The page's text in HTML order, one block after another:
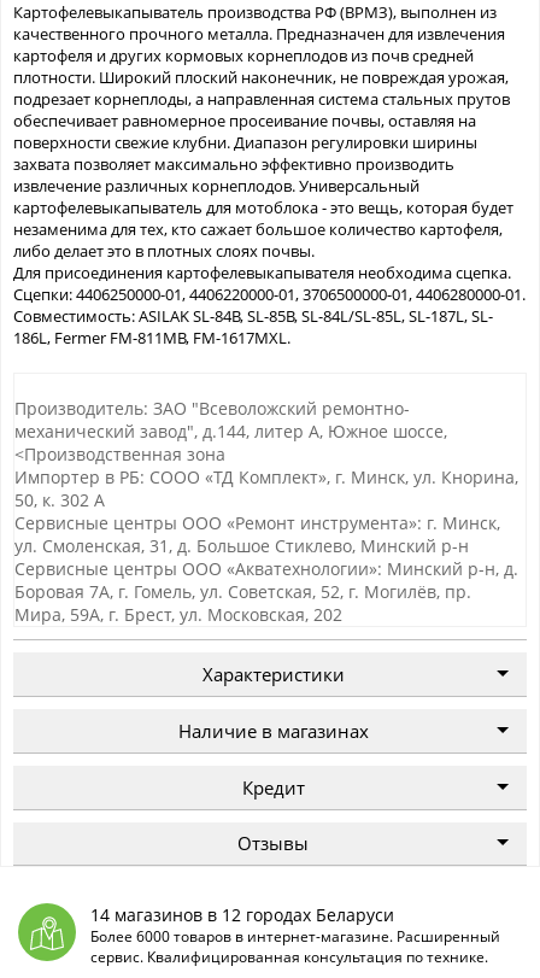
Картофелевыкапыватель производства РФ (ВРМЗ), выполнен из
качественного прочного металла. Предназначен для извлечения
картофеля и других кормовых корнеплодов из почв средней
плотности. Широкий плоский наконечник, не повреждая урожая,
подрезает корнеплоды, а направленная система стальных прутов
обеспечивает равномерное просеивание почвы, оставляя на
поверхности свежие клубни. Диапазон регулировки ширины
захвата позволяет максимально эффективно производить
извлечение различных корнеплодов. Универсальный
картофелевыкапыватель для мотоблока - это вещь, которая будет
незаменима для тех, кто сажает большое количество картофеля,
либо делает это в плотных слоях почвы.
Для присоединения картофелевыкапывателя необходима сцепка.
Сцепки: 4406250000-01, 4406220000-01, 3706500000-01, 4406280000-01.
Совместимость: ASILAK SL-84B, SL-85B, SL-84L/SL-85L, SL-187L, SL-
186L, Fermer FM-811MB, FM-1617MXL.
Производитель: ЗАО "Всеволожский ремонтно-
механический завод", д.144, литер А, Южное шоссе,
<Производственная зона
Импортер в РБ: СООО «ТД Комплект», г. Минск, ул. Кнорина,
50, к. 302 А
Сервисные центры ООО «Ремонт инструмента»: г. Минск,
ул. Смоленская, 31, д. Большое Стиклево, Минский р-н
Сервисные центры ООО «Акватехнологии»: Минский р-н, д.
Боровая 7А, г. Гомель, ул. Советская, 52, г. Могилёв, пр.
Мира, 59А, г. Брест, ул. Московская, 202
Характеристики
Наличие в магазинах
Кредит
Отзывы
14 магазинов в 12 городах Беларуси
Более 6000 товаров в интернет-магазине. Расширенный
сервис. Квалифицированная консультация по технике.